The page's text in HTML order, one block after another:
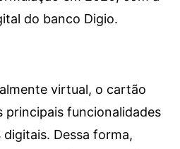
do banco Digio.
virtual, o cartão
principais funcionalidades
Dessa forma,